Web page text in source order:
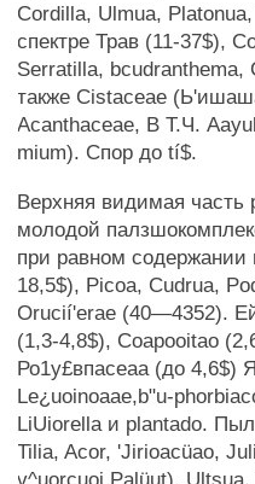
Cordilla, Ulmua,
спектре Трав (11-37$),
Serratilla,
также Cistaceae
Acanthaceae, В Т.Ч.
mium). Спор до tí$.
Верхняя видимая
молодой
при равном
18,5$), Picoa, Cudrua,
Orucií'erae (40—4352).
(1,3-4,8$), Coapooitao
Ро1у£впасеаа (до 4,6$)
Le¿uoinoaae,b"u-
LiUiorella и plantado.
Tilia, Acor, 'Jirioacüao,
v^uorcuoi Palüut),